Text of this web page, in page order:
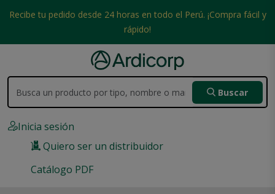
Recibe tu pedido desde 24 horas en todo el Perú. ¡Compra fácil y
rápido!
Buscar
Inicia sesión
Quiero ser un distribuidor
Catálogo PDF